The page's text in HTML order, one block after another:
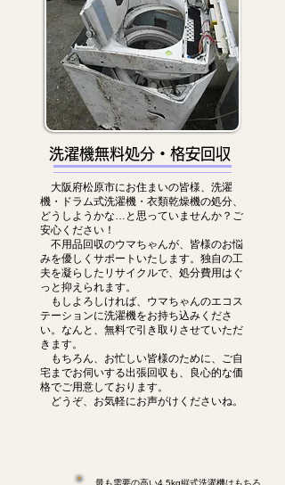
洗濯機無料処分・格安回収
大阪府松原市にお住まいの皆様、洗濯
機・ドラム式洗濯機・衣類乾燥機の処分、
どうしようかな…と思っていませんか？ご
安心ください！
不用品回収のウマちゃんが、皆様のお悩
みを優しくサポートいたします。独自の工
夫を凝らしたリサイクルで、処分費用はぐ
っと抑えられます。
もしよろしければ、ウマちゃんのエコス
テーションに洗濯機をお持ち込みくださ
い。なんと、無料で引き取りさせていただ
きます。
もちろん、お忙しい皆様のために、ご自
宅までお伺いする出張回収も、良心的な価
格でご用意しております。
どうぞ、お気軽にお声がけくださいね。
最も需要の高い4.5kg縦式洗濯機はもちろ